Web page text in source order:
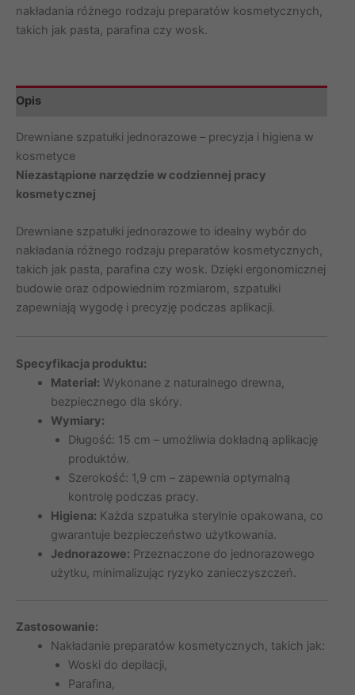
JAŁOWE
(STERYLNE)
(100
szt.)
001
nakładania różnego rodzaju preparatów kosmetycznych,
takich jak pasta, parafina czy wosk.
Opis
Drewniane szpatułki jednorazowe – precyzja i higiena w
kosmetyce
Niezastąpione narzędzie w codziennej pracy
kosmetycznej
Drewniane szpatułki jednorazowe to idealny wybór do
nakładania różnego rodzaju preparatów kosmetycznych,
takich jak pasta, parafina czy wosk. Dzięki ergonomicznej
budowie oraz odpowiednim rozmiarom, szpatułki
zapewniają wygodę i precyzję podczas aplikacji.
Specyfikacja produktu:
Materiał: Wykonane z naturalnego drewna,
bezpiecznego dla skóry.
Wymiary:
Długość: 15 cm – umożliwia dokładną aplikację
produktów.
Szerokość: 1,9 cm – zapewnia optymalną
kontrolę podczas pracy.
Higiena: Każda szpatułka sterylnie opakowana, co
gwarantuje bezpieczeństwo użytkowania.
Jednorazowe: Przeznaczone do jednorazowego
użytku, minimalizując ryzyko zanieczyszczeń.
Zastosowanie:
Nakładanie preparatów kosmetycznych, takich jak:
Woski do depilacji,
Parafina,